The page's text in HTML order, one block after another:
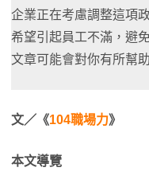
企業正在考慮調整這項
希望引起員工不滿，避
文章可能會對你有所幫
文／《104職場力》
本文導覽